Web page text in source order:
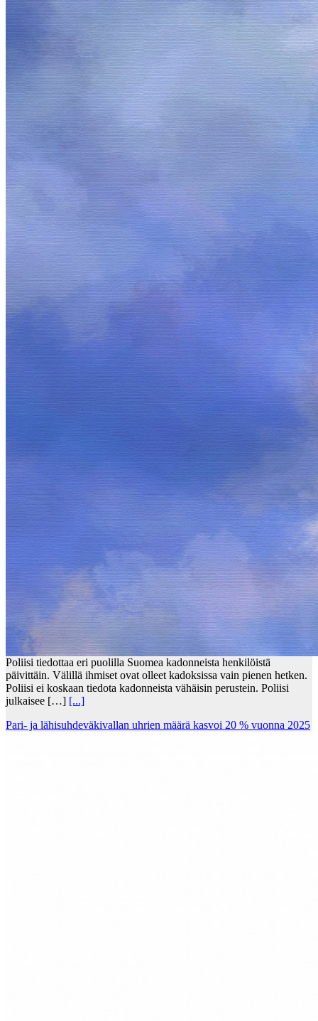
Poliisi tiedottaa eri puolilla Suomea kadonneista henkilöistä
päivittäin. Välillä ihmiset ovat olleet kadoksissa vain pienen hetken.
Poliisi ei koskaan tiedota kadonneista vähäisin perustein. Poliisi
julkaisee […] [...]
Pari- ja lähisuhdeväkivallan uhrien määrä kasvoi 20 % vuonna 2025